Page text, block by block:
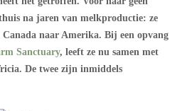
na jaren van melkproductie: ze
naar Amerika. Bij een opvang
Sanctuary, leeft ze nu samen met
De twee zijn inmiddels